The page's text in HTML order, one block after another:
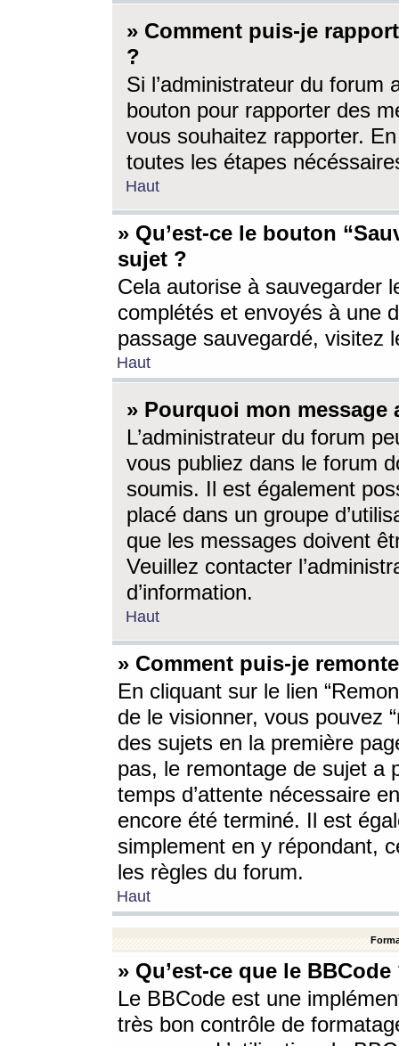
» Comment puis-je
?
Si l’administrateur du forum
bouton pour rapporter des
vous souhaitez rapporter.
toutes les étapes
Haut
» Qu’est-ce le bouton
sujet ?
Cela autorise à sauvegarder
complétés et envoyés à une
passage sauvegardé, visitez
Haut
» Pourquoi mon message
L’administrateur du forum
vous publiez dans le forum
soumis. Il est également
placé dans un groupe
que les messages doivent
Veuillez contacter
d’information.
Haut
» Comment puis-je
En cliquant sur le lien
de le visionner, vous pouvez
des sujets en la première
pas, le remontage de sujet a
temps d’attente nécessaire
encore été terminé. Il est
simplement en y répondant,
les règles du forum.
Haut
» Qu’est-ce que le BBCode
Le BBCode est une
très bon contrôle de